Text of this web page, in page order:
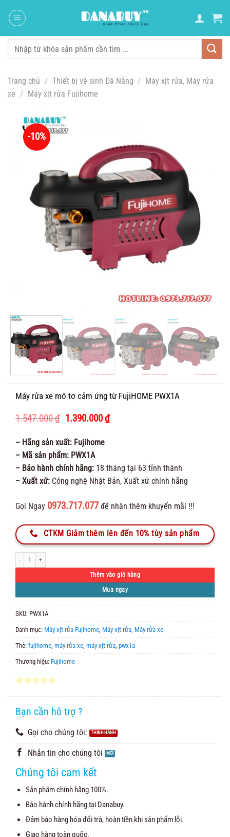
đến
dung
Tìm
Trang chủ / Thiết bị vệ sinh Đà Nẵng / Máy xịt rửa, Máy rửa
xe / Máy xịt rửa Fujihome
-10%
Máy rửa xe mô tơ cảm ứng từ FujiHOME PWX1A
1.547.000₫ Giá
là:
1.547.000 ₫.
1.390.000₫Giá
– Hãng sản xuất: Fujihome
– Mã sản phẩm: PWX1A
– Bảo hành chính hãng: 18 tháng tại 63 tỉnh thành
– Xuất xứ: Công nghệ Nhật Bản, Xuất xứ chính hãng
Gọi Ngay 0973.717.077 để nhận thêm khuyến mãi !!!
CTKM Giảm thêm lên đến 10% tùy sản phẩm
Máy rửa xe mô tơ cảm ứng từ FujiHOME PWX1A số lượng
Thêm vào giỏ hàng
Mua ngay
SKU: PWX1A
Danh mục: Máy xịt rửa Fujihome, Máy xịt rửa, Máy rửa xe
Thẻ: fujihome, máy rửa xe, máy xịt rửa, pwx1a
Thương hiệu: Fujihome
đánh giá
Bạn cần hỗ trợ ?
Gọi cho chúng tôi:
Nhắn tin cho chúng tôi
Chúng tôi cam kết
Sản phẩm chính hãng 100%.
Bảo hành chính hãng tại Danabuy.
Đảm bảo hàng hóa đổi trả, hoàn tiền khi sản phẩm lỗi.
Giao hàng toàn quốc.